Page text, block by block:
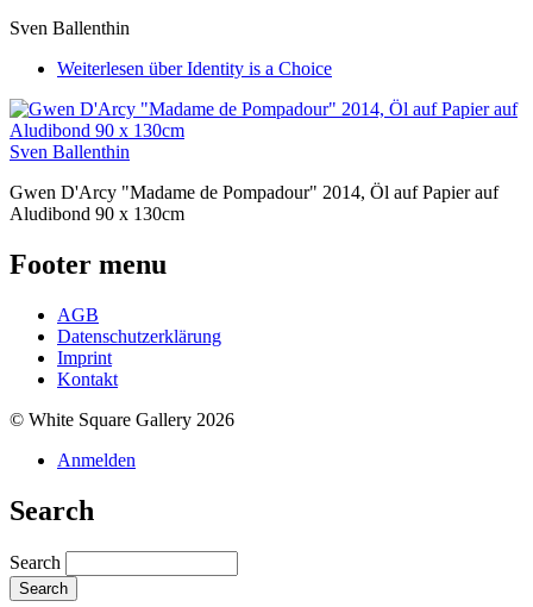
Sven Ballenthin
Weiterlesen über Identity is a Choice
Sven Ballenthin
Gwen D'Arcy "Madame de Pompadour" 2014, Öl auf Papier auf
Aludibond 90 x 130cm
Footer menu
AGB
Datenschutzerklärung
Imprint
Kontakt
© White Square Gallery 2026
Anmelden
Search
Search